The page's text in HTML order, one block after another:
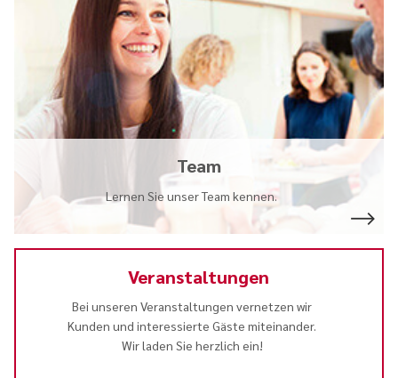
Team
Lernen Sie unser Team kennen.
Veranstaltungen
Bei unseren Veranstaltungen vernetzen wir
Kunden und interessierte Gäste miteinander.
Wir laden Sie herzlich ein!